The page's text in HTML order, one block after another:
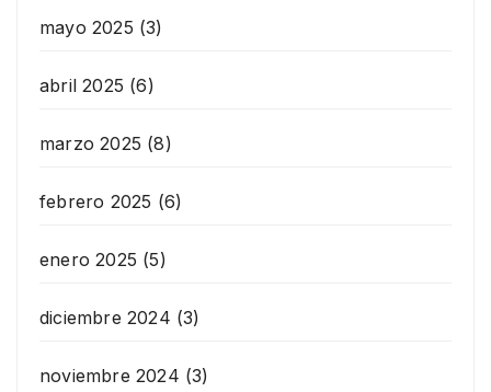
mayo 2025 (3)
abril 2025 (6)
marzo 2025 (8)
febrero 2025 (6)
enero 2025 (5)
diciembre 2024 (3)
noviembre 2024 (3)